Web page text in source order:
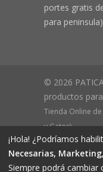
portes gratis
para
© 2026
productos
Tienda Online
y Gatos)
CIF B73648305
30570, Beniaján
¡Hola! ¿Podríamos
Necesarias,
Siempre podrá